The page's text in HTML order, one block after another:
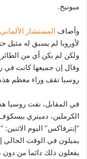
ميونيخ.
وأضاف المستشار الألماني
لأوروبا لم يسبق له مثيل
ولكن لم يكن أي من
وقال إن جميعها كانت في
روسيا تقف وراء معظم هذه
في المقابل، نفت روسيا
الكرملين، دميتري
“إنترفاكس” اليوم
يميلون في الوقت الحالي
يفعلون ذلك دائما من